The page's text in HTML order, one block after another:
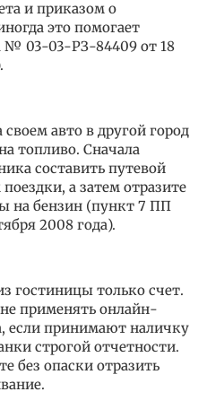
и приказом о
это помогает
03-03-РЗ-84409 от 18
авто в другой город
топливо. Сначала
составить путевой
а затем отразите
на бензин (пункт 7 ПП
2008 года).
гостиницы только счет.
применять онлайн-
если принимают наличку
строгой отчетности.
без опаски отразить